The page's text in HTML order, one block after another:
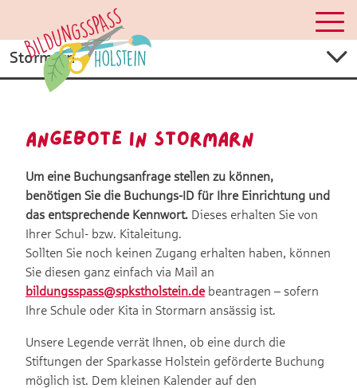
Angebote in Stormarn
Um eine Buchungsanfrage stellen zu können,
benötigen Sie die Buchungs-ID für Ihre Einrichtung und
das entsprechende Kennwort. Dieses erhalten Sie von
Ihrer Schul- bzw. Kitaleitung.
Sollten Sie noch keinen Zugang erhalten haben, können
Sie diesen ganz einfach via Mail an
bildungsspass@spkstholstein.debeantragen – sofern
Ihre Schule oder Kita in Stormarn ansässig ist.
Unsere Legende verrät Ihnen, ob eine durch die
Stiftungen der Sparkasse Holstein geförderte Buchung
möglich ist. Dem kleinen Kalender auf den